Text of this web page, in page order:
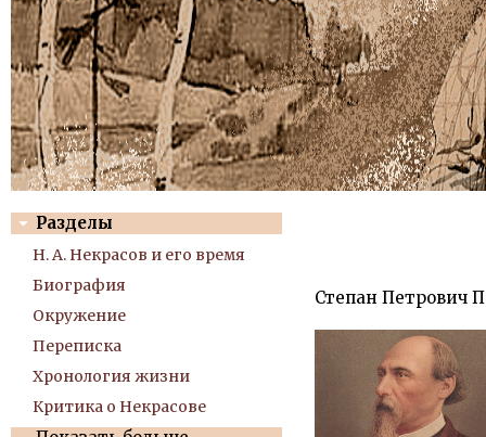
Разделы
Н. А. Некрасов и его время
Биография
Окружение
Переписка
Хронология жизни
Критика о Некрасове
Степан Петрович